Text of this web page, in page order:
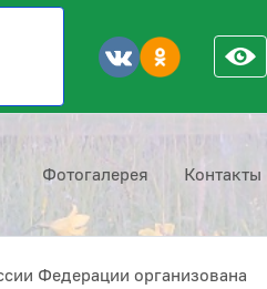
Фотогалерея Контакты
Федерации организована